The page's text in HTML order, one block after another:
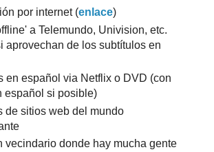
por internet (enlace)
a Telemundo, Univision, etc.
aprovechan de los subtítulos en
en español via Netflix o DVD (con
español si posible)
de sitios web del mundo
vecindario donde hay mucha gente